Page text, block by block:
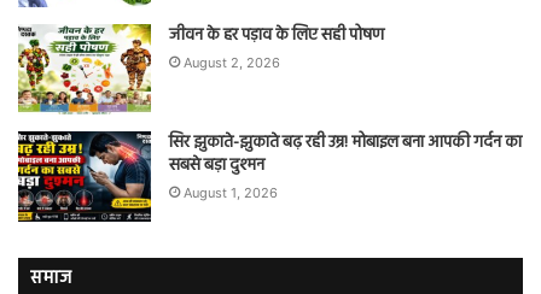
जीवन के हर पड़ाव के लिए सही पोषण
August 2, 2026
सिर झुकाते-झुकाते बढ़ रही उम्र! मोबाइल बना आपकी गर्दन का
सबसे बड़ा दुश्मन
August 1, 2026
समाज